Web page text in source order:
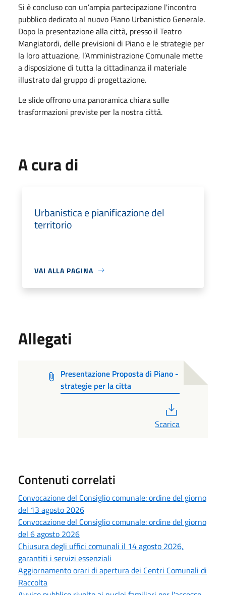
Si è concluso con un’ampia partecipazione l'incontro
pubblico dedicato al nuovo Piano Urbanistico Generale.
Dopo la presentazione alla città, presso il Teatro
Mangiatordi, delle previsioni di Piano e le strategie per
la loro attuazione, l’Amministrazione Comunale mette
a disposizione di tutta la cittadinanza il materiale
illustrato dal gruppo di progettazione.
Le slide offrono una panoramica chiara sulle
trasformazioni previste per la nostra città.
A cura di
Urbanistica e pianificazione del
territorio
VAI ALLA PAGINA
Allegati
Presentazione Proposta di Piano -
strategie per la citta
Scarica
Contenuti correlati
Convocazione del Consiglio comunale: ordine del giorno
del 13 agosto 2026
Convocazione del Consiglio comunale: ordine del giorno
del 6 agosto 2026
Chiusura degli uffici comunali il 14 agosto 2026,
garantiti i servizi essenziali
Aggiornamento orari di apertura dei Centri Comunali di
Raccolta